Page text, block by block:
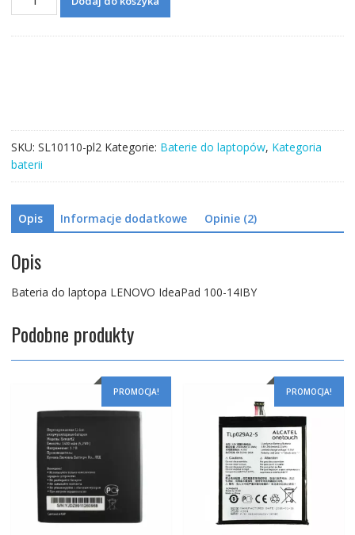
Bateria
SKU: SL10110-pl2 Kategorie: Baterie do laptopów, Kategoria
baterii
Opis Informacje dodatkowe Opinie (2)
Opis
Bateria do laptopa LENOVO IdeaPad 100-14IBY
Podobne produkty
PROMOCJA! PROMOCJA!